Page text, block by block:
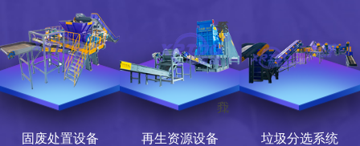
务
简
介
系
我
固废处置设备 再生资源设备 垃圾分选系统